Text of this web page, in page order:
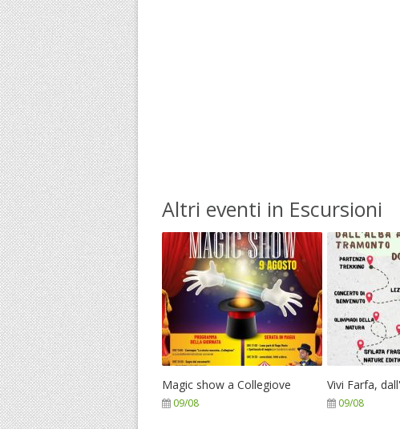
Altri eventi in Escursioni
Magic show a Collegiove
09/08
Vivi Farfa,
09/08